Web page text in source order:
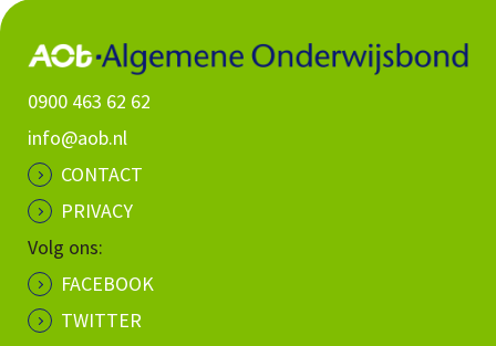
0900 463 62 62
info@aob.nl
CONTACT
PRIVACY
Volg ons:
FACEBOOK
TWITTER